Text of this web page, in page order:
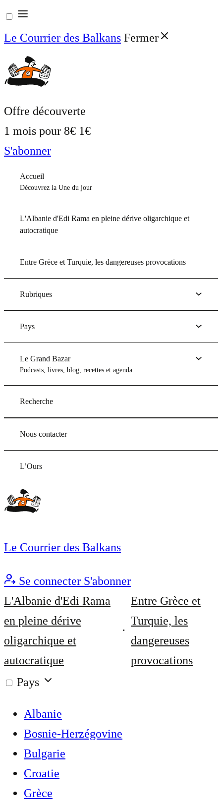
Aller
au
contenu
Le Courrier des Balkans Fermer
Offre découverte
1 mois pour 8€ 1€
S'abonner
Accueil
Découvrez la Une du jour
L'Albanie d'Edi Rama en pleine dérive oligarchique et
autocratique
Entre Grèce et Turquie, les dangereuses provocations
Rubriques
Pays
Le Grand Bazar
Podcasts, livres, blog, recettes et agenda
Recherche
Nous contacter
L’Ours
Le Courrier des Balkans
Se connecter S'abonner
L'Albanie d'Edi Rama
en pleine dérive
oligarchique et
autocratique
Entre Grèce et
Turquie, les
dangereuses
provocations
Pays
Albanie
Bosnie-Herzégovine
Bulgarie
Croatie
Grèce